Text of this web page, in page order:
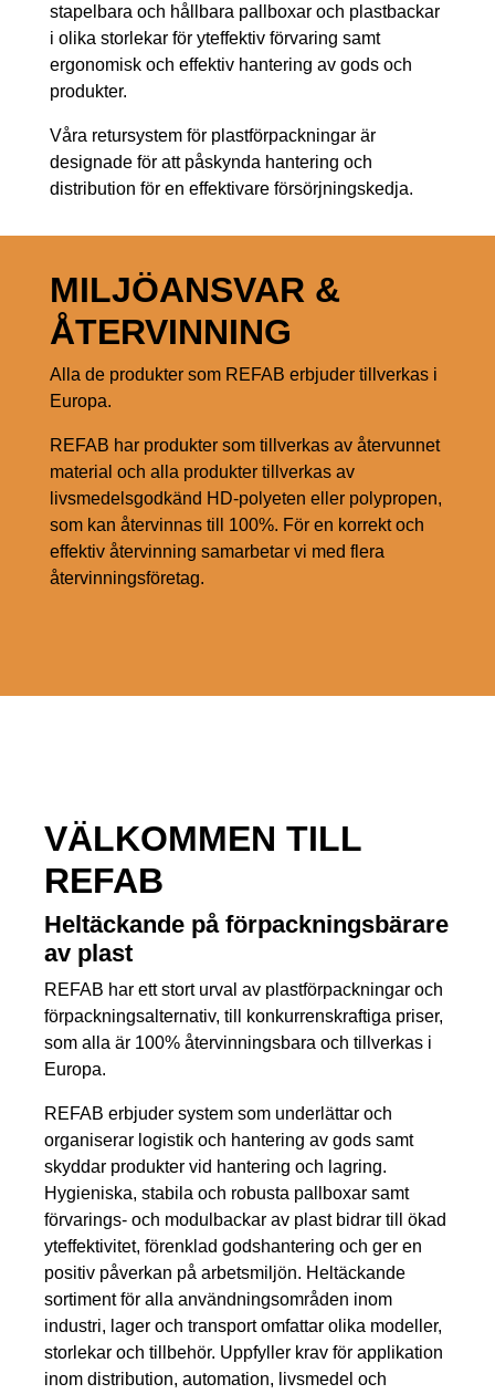
stapelbara och hållbara pallboxar och plastbackar
i olika storlekar för yteffektiv förvaring samt
ergonomisk och effektiv hantering av gods och
produkter.
Våra retursystem för plastförpackningar är
designade för att påskynda hantering och
distribution för en effektivare försörjningskedja.
MILJÖANSVAR &
ÅTERVINNING
Alla de produkter som REFAB erbjuder tillverkas i
Europa.
REFAB har produkter som tillverkas av återvunnet
material och alla produkter tillverkas av
livsmedelsgodkänd HD-polyeten eller polypropen,
som kan återvinnas till 100%. För en korrekt och
effektiv återvinning samarbetar vi med flera
återvinningsföretag.
VÄLKOMMEN TILL
REFAB
Heltäckande på förpackningsbärare
av plast
REFAB har ett stort urval av plastförpackningar och
förpackningsalternativ, till konkurrenskraftiga priser,
som alla är 100% återvinningsbara och tillverkas i
Europa.
REFAB erbjuder system som underlättar och
organiserar logistik och hantering av gods samt
skyddar produkter vid hantering och lagring.
Hygieniska, stabila och robusta pallboxar samt
förvarings- och modulbackar av plast bidrar till ökad
yteffektivitet, förenklad godshantering och ger en
positiv påverkan på arbetsmiljön. Heltäckande
sortiment för alla användningsområden inom
industri, lager och transport omfattar olika modeller,
storlekar och tillbehör. Uppfyller krav för applikation
inom distribution, automation, livsmedel och